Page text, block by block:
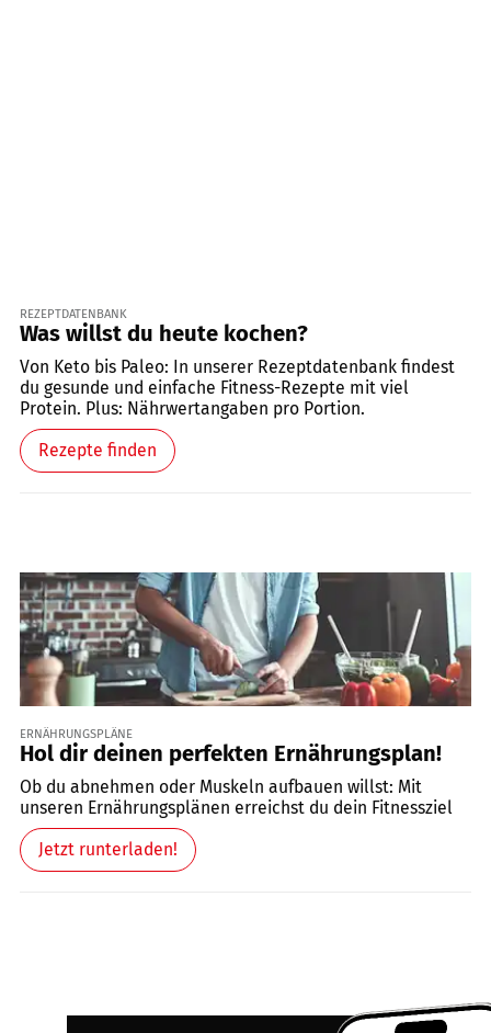
REZEPTDATENBANK
Was willst du heute kochen?
Von Keto bis Paleo: In unserer Rezeptdatenbank findest
du gesunde und einfache Fitness-Rezepte mit viel
Protein. Plus: Nährwertangaben pro Portion.
Rezepte finden
ERNÄHRUNGSPLÄNE
Hol dir deinen perfekten Ernährungsplan!
Ob du abnehmen oder Muskeln aufbauen willst: Mit
unseren Ernährungsplänen erreichst du dein Fitnessziel
Jetzt runterladen!